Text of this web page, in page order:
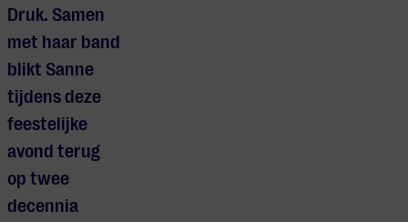
Druk. Samen
met haar band
blikt Sanne
tijdens deze
feestelijke
avond terug
op twee
decennia